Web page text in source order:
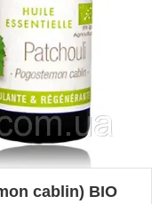
cablin) BIO